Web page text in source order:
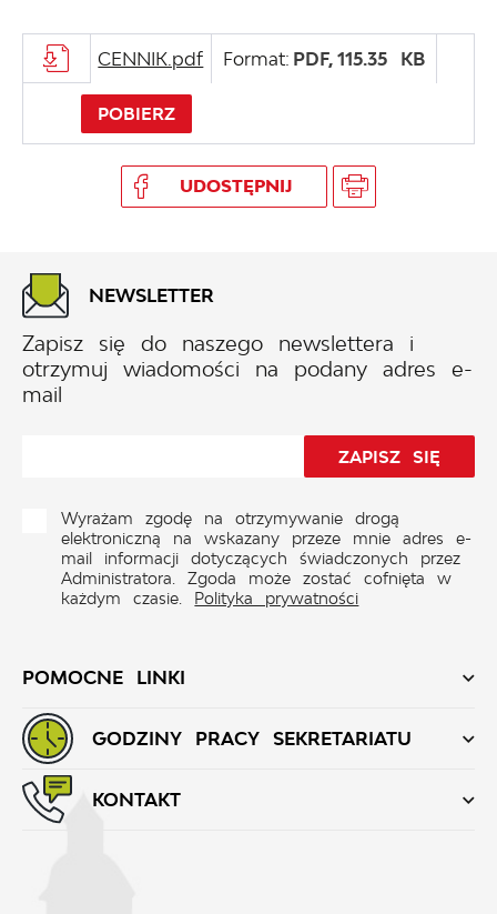
CENNIK.pdf Format: PDF, 115.35 KB
POBIERZ
UDOSTĘPNIJ
POMOCNE LINKI
NEWSLETTER
Zapisz się do naszego newslettera i
otrzymuj wiadomości na podany adres e-
mail
Wyrażam zgodę na otrzymywanie drogą
elektroniczną na wskazany przeze mnie adres e-
mail informacji dotyczących świadczonych przez
Administratora. Zgoda może zostać cofnięta w
każdym czasie. Polityka prywatności
GODZINY PRACY SEKRETARIATU
KONTAKT